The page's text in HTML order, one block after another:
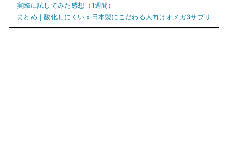
実際に試してみた感想（1週間）
まとめ｜酸化しにくいｘ日本製にこだわる人向けオメガ3サプリ